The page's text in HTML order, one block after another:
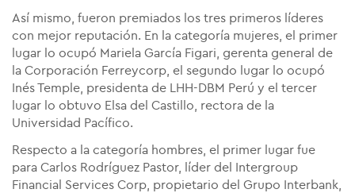
Así mismo, fueron premiados los tres primeros líderes
con mejor reputación. En la categoría mujeres, el primer
lugar lo ocupó Mariela García Figari, gerenta general de
la Corporación Ferreycorp, el segundo lugar lo ocupó
Inés Temple, presidenta de LHH-DBM Perú y el tercer
lugar lo obtuvo Elsa del Castillo, rectora de la
Universidad Pacífico.
Respecto a la categoría hombres, el primer lugar fue
para Carlos Rodríguez Pastor, líder del Intergroup
Financial Services Corp, propietario del Grupo Interbank,